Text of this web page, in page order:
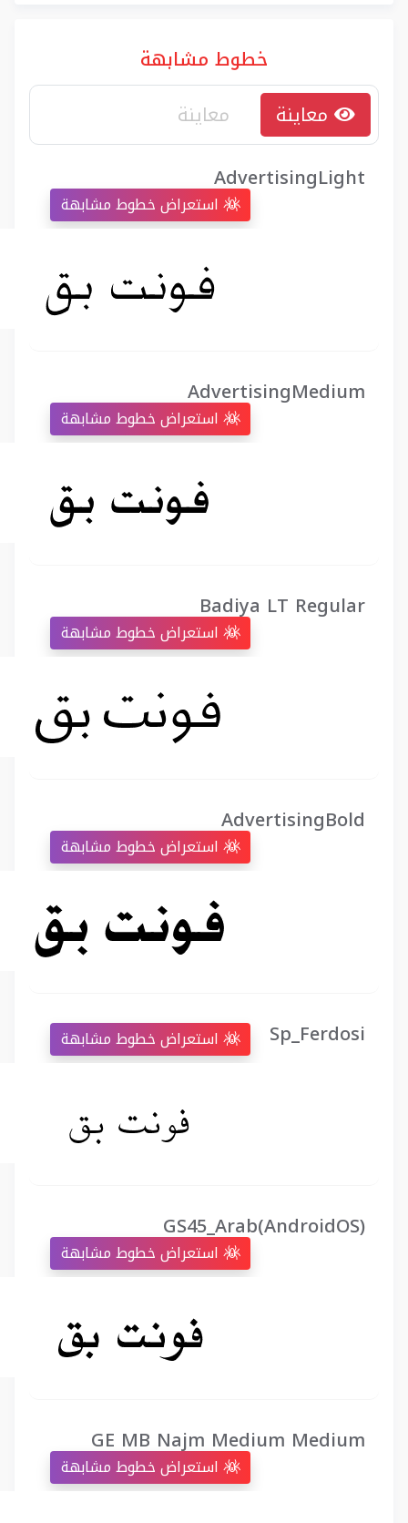
خطوط مشابهة
AdvertisingLight
AdvertisingMedium
Badiya LT Regular
AdvertisingBold
Sp_Ferdosi
GS45_Arab(AndroidOS)
GE MB Najm Medium Medium